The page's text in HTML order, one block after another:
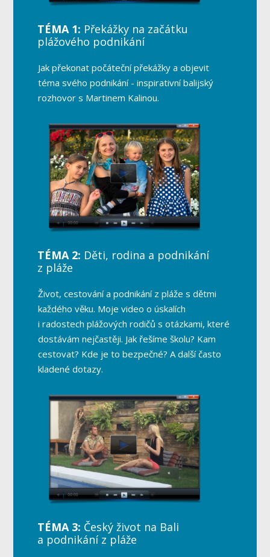
TÉMA 1: Překážky na začátku
plážového podnikání
Jak překonat počáteční překážky a objevit
téma svého podnikání - inspirativní balijský
rozhovor s Martinem Kalinou.
TÉMA 2: Děti, rodina a podnikání
z pláže
Život, cestování a podnikání z pláže s dětmi
každého věku. Moje video o úskalích
i radostech plážových rodičů s otázkami, které
dostávám nejčastěji. Jak řešíme školu? Kam
cestovat? Kde je to bezpečné? A další často
kladené dotazy.
TÉMA 3: Český život na Bali
a podnikání z pláže